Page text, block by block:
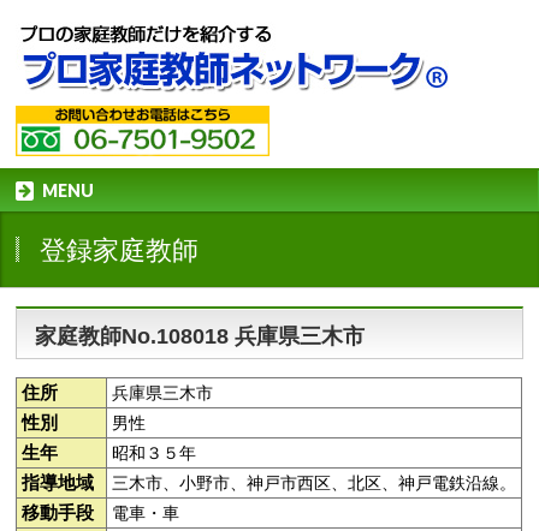
MENU
登録家庭教師
家庭教師No.108018 兵庫県三木市
住所 兵庫県三木市
性別 男性
生年 昭和３５年
指導地域 三木市、小野市、神戸市西区、北区、神戸電鉄沿線。
移動手段 電車・車